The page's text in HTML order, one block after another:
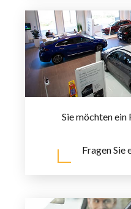
Sie möchten ein
Fragen Sie